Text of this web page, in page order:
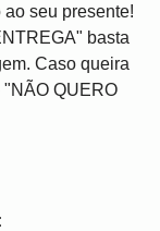
seu presente!
basta
Caso queira
QUERO